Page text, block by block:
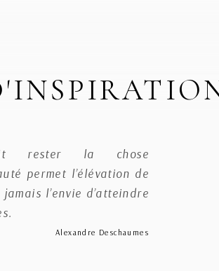
rester la chose
permet l’élévation de
l’envie d’atteindre
Alexandre Deschaumes